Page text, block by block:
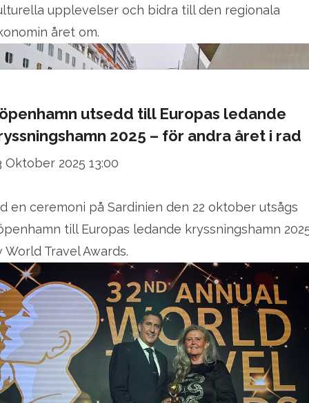
upplevelser och bidra till den regionala
året om.
utsedd till Europas ledande
2025 – för andra året i rad
Oktober 2025 13:00
en ceremoni på Sardinien den 22 oktober utsågs
till Europas ledande kryssningshamn
World Travel Awards.